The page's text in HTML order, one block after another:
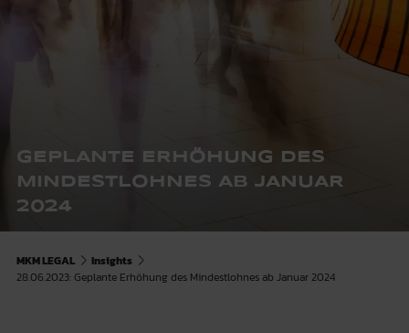
GEPLANTE ERHÖHUNG DES
MINDESTLOHNES AB JANUAR
2024
MKM LEGAL
Insights
28.06.2023: Geplante Erhöhung des Mindestlohnes ab Januar 2024